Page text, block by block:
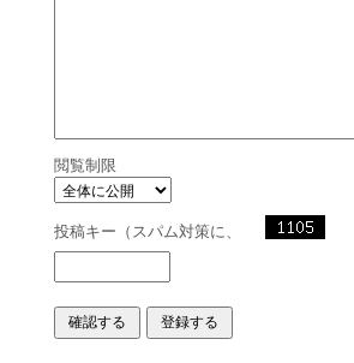
閲覧制限
投稿キー（スパム対策に、